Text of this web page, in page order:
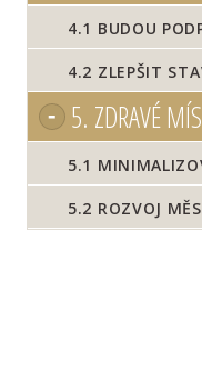
4.1 BUDOU
4.2 ZLEPŠIT
5. ZDRAVÉ
5.1
5.2 ROZVOJ